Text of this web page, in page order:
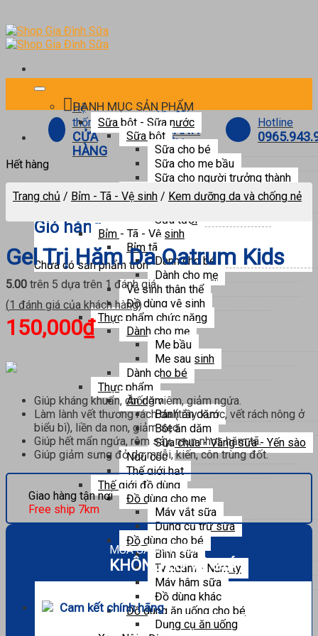
to
content
Hệ
thống
CỬA
HÀNG
Ưu đãi
THÀNH
VIÊN
Hotline
Giỏ hàng
Chưa có sản phẩm trong giỏ hàng.
DANH MỤC SẢN PHẨM
Sữa bột - Sữa nước
Sữa bột
Sữa cho bé
Sữa cho mẹ bầu
Sữa cho người trưởng thành
Sữa nước
Sữa pha sẵn
Sữa tươi
Bỉm - Tã - Vệ sinh
Bỉm tã
Dành cho bé
Dành cho mẹ
Vệ sinh thân thể
Đồ dùng vệ sinh
Thực phẩm chức năng
Dành cho mẹ
Mẹ bầu
Mẹ sau sinh
Dành cho bé
Thực phẩm
Ăn dặm
Bánh ăn dặm
Bột ăn dặm
Sữa chua - Váng sữa - Yến sào
Ngũ cốc
Thế giới hạt
Thế giới đồ dùng
Đồ dùng cho mẹ
Máy vắt sữa
Dụng cụ trữ sữa
Đồ dùng cho bé
Bình sữa
Ty ngậm - Núm ty
Máy hâm sữa
Đồ dùng khác
Đồ dùng ăn uống cho bé
Dụng cụ ăn uống
Trang chủ / Bỉm - Tã - Vệ sinh / Kem dưỡng da và chống nẻ
Gel Trị Hăm Da Oatrum Kids
5.00 trên 5 dựa trên 1 đánh giá
(1 đánh giá của khách hàng)
150,000₫
Giúp kháng khuẩn, chống viêm, giảm ngứa.
Làm lành vết thương rách da (trầy xước, vết rách nông ở
biểu bì), liền da non, giảm sẹo.
Giúp hết mẩn ngứa, rôm sảy, mụn nhọt, hăm tã.
Giúp giảm sưng đỏ do muỗi, kiến, côn trùng đốt.
Hết hàng
Giao hàng tận nơi
Free ship 7km
MUA SẮM THẢ GA
KHÔNG LO VỀ GIÁ
Cam kết chính hãng